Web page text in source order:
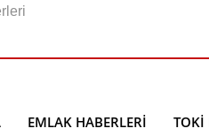
EMLAK HABERLERI TOKI